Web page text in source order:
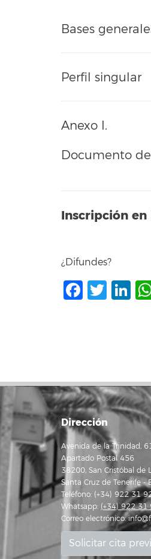
Bases
Perfil singular
Anexo I.
Documento
Inscripción en
¿Difundes?
Dirección
Avenida de la Trinidad,
Apartado Postal 456
38200, San Cristóbal de
Santa Cruz de Tenerife -
Teléfono: (+34) 922 31
Whatsapp: (+34) 922 31
Correo electrónico:
Solicitar cita